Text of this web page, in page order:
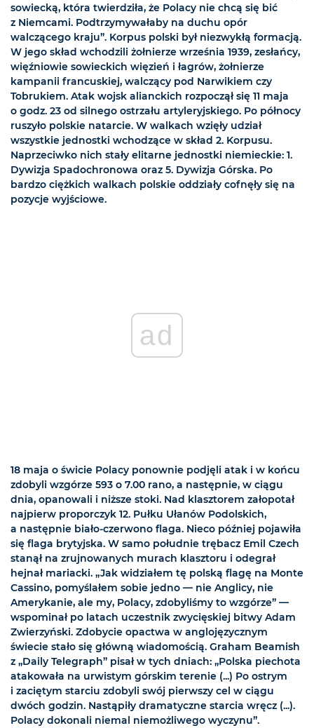
sowiecką, która twierdziła, że Polacy nie chcą się bić
z Niemcami. Podtrzymywałaby na duchu opór
walczącego kraju”. Korpus polski był niezwykłą formacją.
W jego skład wchodzili żołnierze września 1939, zesłańcy,
więźniowie sowieckich więzień i łagrów, żołnierze
kampanii francuskiej, walczący pod Narwikiem czy
Tobrukiem. Atak wojsk alianckich rozpoczął się 11 maja
o godz. 23 od silnego ostrzału artyleryjskiego. Po północy
ruszyło polskie natarcie. W walkach wzięły udział
wszystkie jednostki wchodzące w skład 2. Korpusu.
Naprzeciwko nich stały elitarne jednostki niemieckie: 1.
Dywizja Spadochronowa oraz 5. Dywizja Górska. Po
bardzo ciężkich walkach polskie oddziały cofnęły się na
pozycje wyjściowe.
ad
18 maja o świcie Polacy ponownie podjęli atak i w końcu
zdobyli wzgórze 593 o 7.00 rano, a następnie, w ciągu
dnia, opanowali i niższe stoki. Nad klasztorem załopotał
najpierw proporczyk 12. Pułku Ułanów Podolskich,
a następnie biało-czerwono flaga. Nieco później pojawiła
się flaga brytyjska. W samo południe trębacz Emil Czech
stanął na zrujnowanych murach klasztoru i odegrał
hejnał mariacki. „Jak widziałem tę polską flagę na Monte
Cassino, pomyślałem sobie jedno — nie Anglicy, nie
Amerykanie, ale my, Polacy, zdobyliśmy to wzgórze” —
wspominał po latach uczestnik zwycięskiej bitwy Adam
Zwierzyński. Zdobycie opactwa w anglojęzycznym
świecie stało się główną wiadomością. Graham Beamish
z „Daily Telegraph” pisał w tych dniach: „Polska piechota
atakowała na urwistym górskim terenie (...) Po ostrym
i zaciętym starciu zdobyli swój pierwszy cel w ciągu
dwóch godzin. Nastąpiły dramatyczne starcia wręcz (...).
Polacy dokonali niemal niemożliwego wyczynu”.